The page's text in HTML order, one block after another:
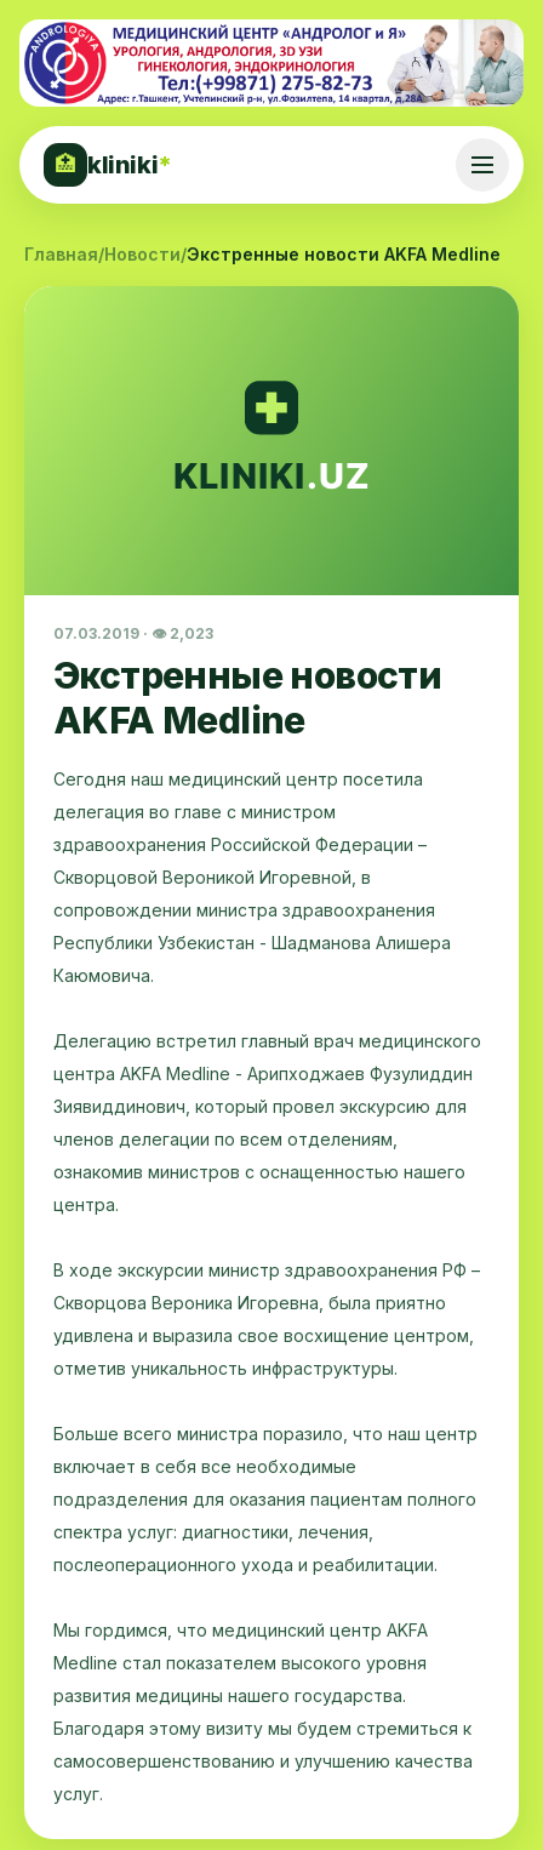
🏥 kliniki*
Главная/Новости/Экстренные новости AKFA Medline
07.03.2019 · 👁 2,023
Экстренные новости
AKFA Medline
Сегодня наш медицинский центр посетила
делегация во главе с министром
здравоохранения Российской Федерации –
Скворцовой Вероникой Игоревной, в
сопровождении министра здравоохранения
Республики Узбекистан - Шадманова Алишера
Каюмовича.
Делегацию встретил главный врач медицинского
центра AKFA Medline - Арипходжаев Фузулиддин
Зиявиддинович, который провел экскурсию для
членов делегации по всем отделениям,
ознакомив министров с оснащенностью нашего
центра.
В ходе экскурсии министр здравоохранения РФ –
Скворцова Вероника Игоревна, была приятно
удивлена и выразила свое восхищение центром,
отметив уникальность инфраструктуры.
Больше всего министра поразило, что наш центр
включает в себя все необходимые
подразделения для оказания пациентам полного
спектра услуг: диагностики, лечения,
послеоперационного ухода и реабилитации.
Мы гордимся, что медицинский центр AKFA
Medline стал показателем высокого уровня
развития медицины нашего государства.
Благодаря этому визиту мы будем стремиться к
самосовершенствованию и улучшению качества
услуг.